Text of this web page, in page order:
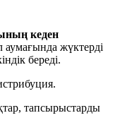
кеден
аумағында жүктерді
береді.
тапсырыстарды